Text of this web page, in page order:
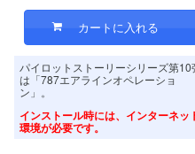
パイロットストーリーシリーズ第10
は「787エアラインオペレーショ
ン」。
インストール時には、インターネッ
環境が必要です。